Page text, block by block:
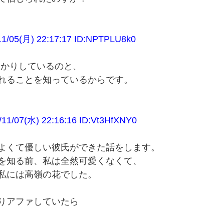
05(月) 22:17:17 ID:NPTPLU8k0
りしているのと、
ることを知っているからです。
07(水) 22:16:16 ID:Vt3HfXNY0
くて優しい彼氏ができた話をします。
知る前、私は全然可愛くなくて、
には高嶺の花でした。
アファしていたら